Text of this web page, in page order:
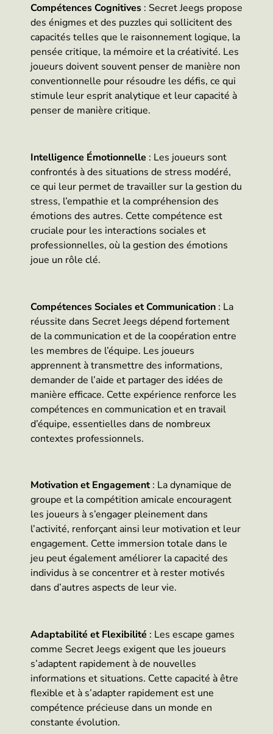
Compétences Cognitives : Secret Jeegs propose
des énigmes et des puzzles qui sollicitent des
capacités telles que le raisonnement logique, la
pensée critique, la mémoire et la créativité. Les
joueurs doivent souvent penser de manière non
conventionnelle pour résoudre les défis, ce qui
stimule leur esprit analytique et leur capacité à
penser de manière critique.
Intelligence Émotionnelle : Les joueurs sont
confrontés à des situations de stress modéré,
ce qui leur permet de travailler sur la gestion du
stress, l’empathie et la compréhension des
émotions des autres. Cette compétence est
cruciale pour les interactions sociales et
professionnelles, où la gestion des émotions
joue un rôle clé.
Compétences Sociales et Communication : La
réussite dans Secret Jeegs dépend fortement
de la communication et de la coopération entre
les membres de l’équipe. Les joueurs
apprennent à transmettre des informations,
demander de l’aide et partager des idées de
manière efficace. Cette expérience renforce les
compétences en communication et en travail
d’équipe, essentielles dans de nombreux
contextes professionnels.
Motivation et Engagement: La dynamique de
groupe et la compétition amicale encouragent
les joueurs à s’engager pleinement dans
l’activité, renforçant ainsi leur motivation et leur
engagement. Cette immersion totale dans le
jeu peut également améliorer la capacité des
individus à se concentrer et à rester motivés
dans d’autres aspects de leur vie.
Adaptabilité et Flexibilité : Les escape games
comme Secret Jeegs exigent que les joueurs
s’adaptent rapidement à de nouvelles
informations et situations. Cette capacité à être
flexible et à s’adapter rapidement est une
compétence précieuse dans un monde en
constante évolution.